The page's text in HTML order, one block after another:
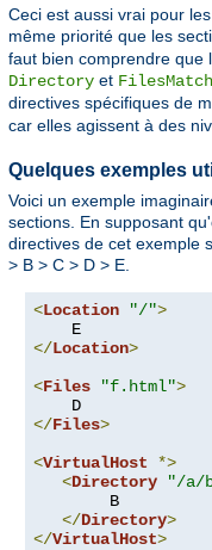
Ceci est aussi vrai pour
même priorité que les
faut bien comprendre que
Directory et FilesMatch
directives spécifiques de
car elles agissent à des
Quelques exemples
Voici un exemple
sections. En supposant
directives de cet exemple
> B > C > D > E.
<Location "/">
</Location>
<Files "f.html">
</Files>
<VirtualHost
*>
<Directory "/a/
        B
</Directory>
</VirtualHost>